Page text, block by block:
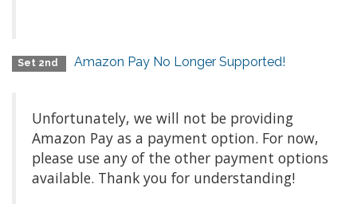
Set 2nd Amazon Pay No Longer Supported!
Unfortunately, we will not be providing
Amazon Pay as a payment option. For now,
please use any of the other payment options
available. Thank you for understanding!